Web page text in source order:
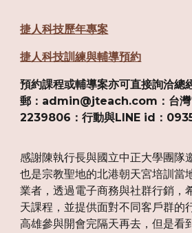
捷人科技歷年專案
捷人科技訓練與輔導預約
預約課程或輔導案亦可直接詢洽總
郵：admin@jteach.com：台
2239806：行動與LINE id：
感謝陳執行長與國立中正大學團隊
也是宗教聖地的北港朝天宮培訓當
業者，透過電子商務與社群行銷，
天課程，並提供面對不同客戶群的
高雄參與開會完隔天再去，但是看